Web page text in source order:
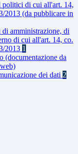
di cui all'art. 14,
2013 (da pubblicare in
amministrazione, di
di cui all'art. 14, co.
2013 1
(documentazione da
dei dati 2